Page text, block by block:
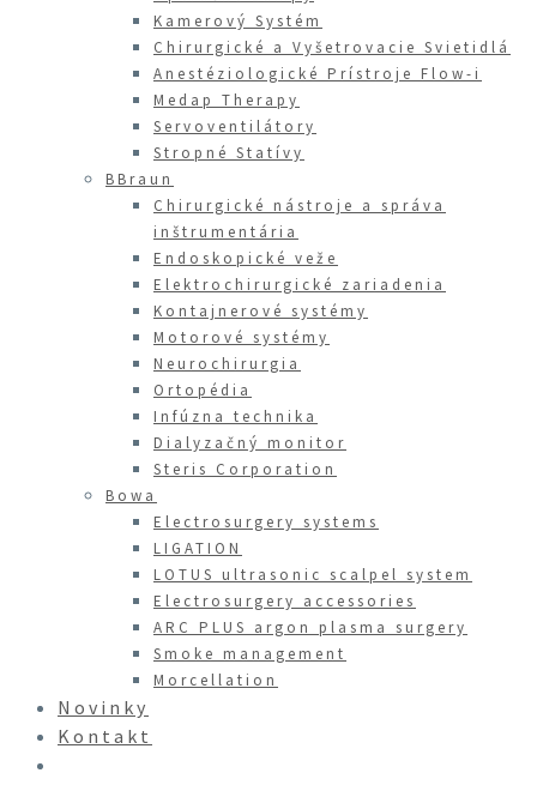
Kamerový Systém
Chirurgické a Vyšetrovacie Svietidlá
Anestéziologické Prístroje Flow-i
Medap Therapy
Servoventilátory
Stropné Statívy
BBraun
Chirurgické nástroje a správa
inštrumentária
Endoskopické veže
Elektrochirurgické zariadenia
Kontajnerové systémy
Motorové systémy
Neurochirurgia
Ortopédia
Infúzna technika
Dialyzačný monitor
Steris Corporation
Bowa
Electrosurgery systems
LIGATION
LOTUS ultrasonic scalpel system
Electrosurgery accessories
ARC PLUS argon plasma surgery
Smoke management
Morcellation
Novinky
Kontakt